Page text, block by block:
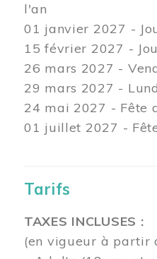
l'an
01 janvier 2027 -
15 février 2027 -
26 mars 2027 -
29 mars 2027 -
24 mai 2027 - Fête
01 juillet 2027 -
Tarifs
TAXES INCLUSES :
(en vigueur à partir